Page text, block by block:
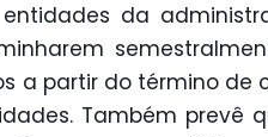
da
a partir do término de
Também prevê